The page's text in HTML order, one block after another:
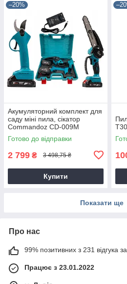
–20%
Акумуляторний комплект для
саду міні пила, сікатор
Commandoz CD-009M
Готово до відправки
2 799 ₴ 3 498,75 ₴
Купити
Показати ще
Про нас
99% позитивних з 231 відгука за
Працює з 23.01.2022